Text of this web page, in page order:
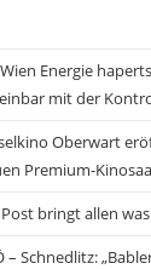
Energie haperts
mit der
Oberwart
Premium-
Post bringt allen was
– Schnedlitz: